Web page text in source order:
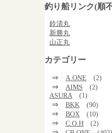
釣り船リンク(順
鈴清丸
新勝丸
山正丸
カテゴリー
⇒ A.ONE (2)
⇒ AIMS
(2)
ASURA
(1)
⇒ BKK (90)
⇒ BOX (10)
⇒ C.O.H (2)